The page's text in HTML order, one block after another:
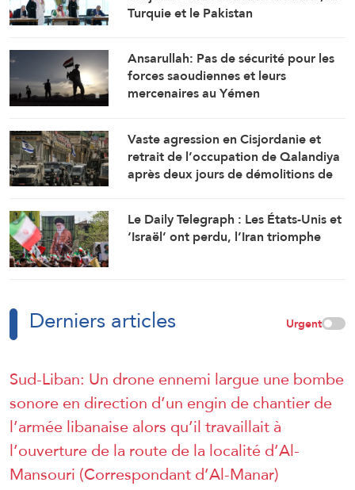
Turquie et le Pakistan
Ansarullah: Pas de sécurité pour les
forces saoudiennes et leurs
mercenaires au Yémen
Vaste agression en Cisjordanie et
retrait de l’occupation de Qalandiya
après deux jours de démolitions de
Le Daily Telegraph : Les États-Unis et
‘Israël’ ont perdu, l’Iran triomphe
Derniers articles Urgent
Sud-Liban: Un drone ennemi largue une bombe
sonore en direction d’un engin de chantier de
l’armée libanaise alors qu’il travaillait à
l’ouverture de la route de la localité d’Al-
Mansouri (Correspondant d’Al-Manar)